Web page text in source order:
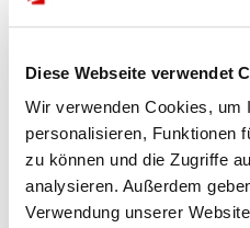
Diese Webseite verwendet
Wir verwenden Cookies, um
personalisieren, Funktionen
zu können und die Zugriffe
analysieren. Außerdem
Verwendung unserer
Allergeninformation
Alle angeführten Biere und
Getreideerzeugnisse.
Nährwerttabelle (Angaben pro
Brennwert:
184 kJ / 44 kcal